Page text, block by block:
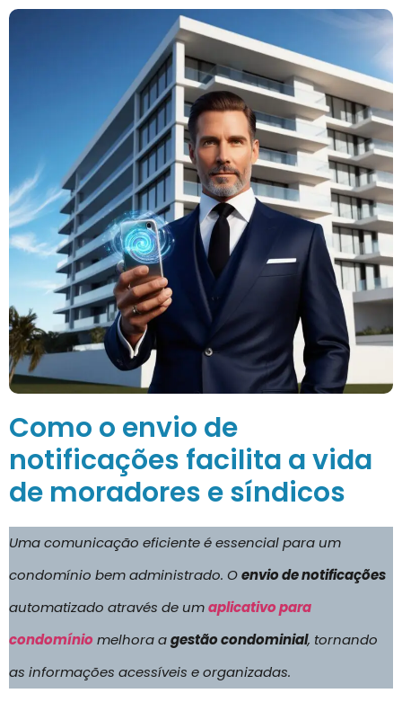
Como o envio de
notificações facilita a vida
de moradores e síndicos
Uma comunicação eficiente é essencial para um
condomínio bem administrado. Oenvio de notificações
automatizado através de umaplicativo para
condomínio melhora agestão condominial, tornando
as informações acessíveis e organizadas.